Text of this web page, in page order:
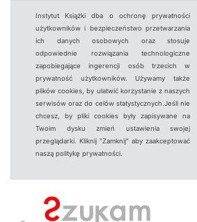
Instytut Książki dba o ochronę prywatności
użytkowników i bezpieczeństwo przetwarzania
ich danych osobowych oraz stosuje
odpowiednie rozwiązania technologiczne
zapobiegające ingerencji osób trzecich w
prywatność użytkowników. Używamy także
plików cookies, by ułatwić korzystanie z naszych
serwisów oraz do celów statystycznych.Jeśli nie
chcesz, by pliki cookies były zapisywane na
Twoim dysku zmień ustawienia swojej
przeglądarki. Kliknij "Zamknij" aby zaakceptować
naszą politykę prywatności.